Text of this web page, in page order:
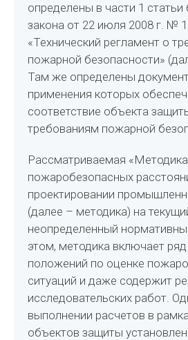
определены в части 1
закона от 22 июля 2008 г. №
«Технический регламент о
пожарной безопасности»
Там же определены
применения которых
соответствие объекта
требованиям пожарной
Рассматриваемая
пожаробезопасных
проектировании
(далее – методика) на
неопределенный
этом, методика включает
положений по оценке
ситуаций и даже содержит
исследовательских работ.
выполнении расчетов в
объектов защиты